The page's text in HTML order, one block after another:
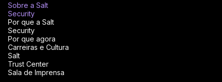
Sobre a Salt
Security
Por que a Salt
Security
Por que agora
Carreiras e Cultura
Salt
Trust Center
Sala de Imprensa